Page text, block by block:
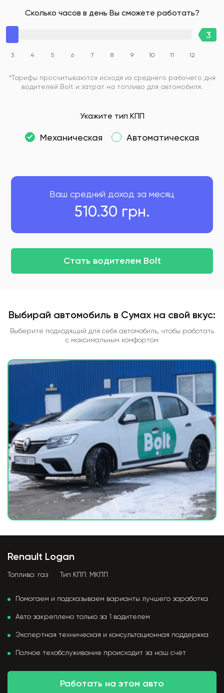
Сколько часов в день Вы сможете работать?
3 4 5 6 7 8 9 10 11 12
*Тарифы просчитываются исходя из среднего рабочего дня
водителей Bolt и затрат на топливо для автомобиля.
Укажите тип КПП
Механическая Автоматическая
Ваш средний доход за месяц
510.30 грн.
Стать водителем Bolt
Выбирай автомобиль в Сумах на свой вкус:
Выберите подходящий для себя автомобиль, чтобы работать
с максимальным комфортом
Renault Logan
Топливо: газ Тип КПП: МКПП
Помогаем и подсказываем варианты лучшего заработка
Авто закреплено только за 1 водителем
Экспертная техническая и консультационная поддержка
Полное техобслуживание происходит за наш счёт
Работать на этом авто